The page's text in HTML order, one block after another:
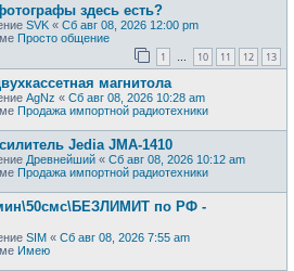
здесь есть?
SVK « Сб авг 08, 2026 12:00 pm
Просто общение
1 10 11 12 13
магнитола
AgNz « Сб авг 08, 2026 10:28 am
Продажа импортной радиотехники
Jedia JMA-1410
Древнейший « Сб авг 08, 2026 10:12 am
Продажа импортной радиотехники
по РФ -
SIM « Сб авг 08, 2026 7:55 am
Имею